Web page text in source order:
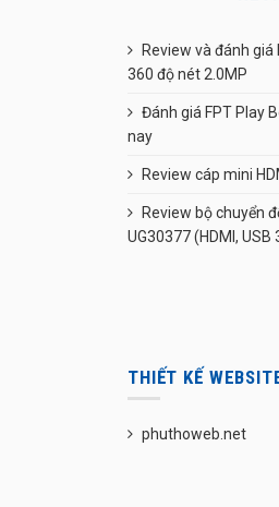
Review và đánh giá
360 độ nét 2.0MP
Đánh giá FPT Play
nay
Review cáp mini
Review bộ chuyển
UG30377 (HDMI, USB
THIẾT KẾ
phuthoweb.net